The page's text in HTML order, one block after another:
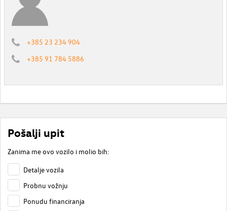
+385 23 234 904
+385 91 784 5886
Pošalji upit
Zanima me ovo vozilo i molio bih:
Detalje vozila
Probnu vožnju
Ponudu financiranja